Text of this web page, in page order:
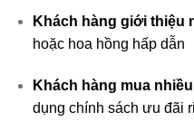
Khách hàng giới thiệu
hoặc hoa hồng hấp dẫn
Khách hàng mua
dụng chính sách ưu đãi